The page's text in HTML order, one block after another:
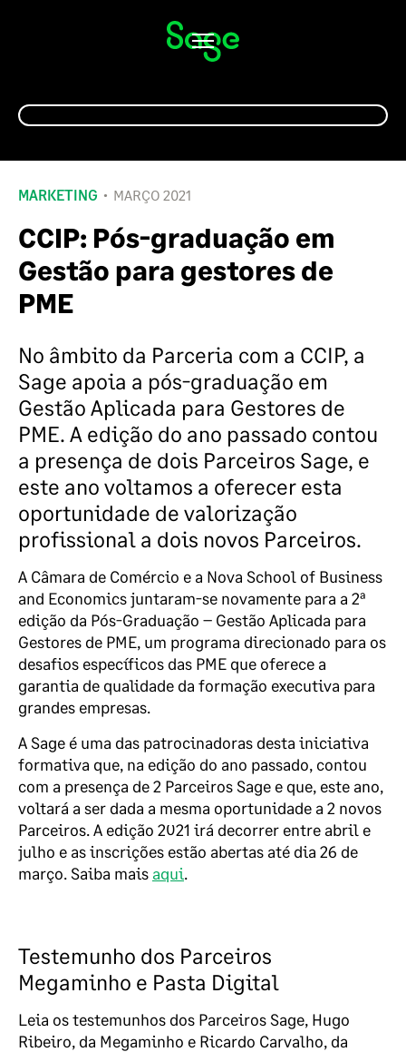
Alternar
navegação
MARKETING MARÇO 2021
CCIP: Pós-graduação em
Gestão para gestores de
PME
No âmbito da Parceria com a CCIP, a
Sage apoia a pós-graduação em
Gestão Aplicada para Gestores de
PME. A edição do ano passado contou
a presença de dois Parceiros Sage, e
este ano voltamos a oferecer esta
oportunidade de valorização
profissional a dois novos Parceiros.
A Câmara de Comércio e a Nova School of Business
and Economics juntaram-se novamente para a 2ª
edição da Pós-Graduação – Gestão Aplicada para
Gestores de PME, um programa direcionado para os
desafios específicos das PME que oferece a
garantia de qualidade da formação executiva para
grandes empresas.
A Sage é uma das patrocinadoras desta iniciativa
formativa que, na edição do ano passado, contou
com a presença de 2 Parceiros Sage e que, este ano,
voltará a ser dada a mesma oportunidade a 2 novos
Parceiros. A edição 2021 irá decorrer entre abril e
julho e as inscrições estão abertas até dia 26 de
março. Saiba mais aqui.
Testemunho dos Parceiros
Megaminho e Pasta Digital
Leia os testemunhos dos Parceiros Sage, Hugo
Ribeiro, da Megaminho e Ricardo Carvalho, da